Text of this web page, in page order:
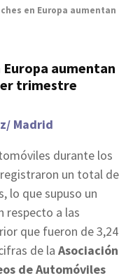
en Europa aumentan
Europa aumentan
trimestre
Madrid
durante los
un total de
lo que supuso un
respecto a las
que fueron de 3,24
de la Asociación
de Automóviles